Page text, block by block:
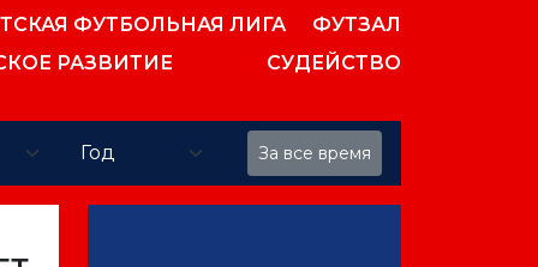
ФУТБОЛЬНАЯ ЛИГА
ФУТЗАЛ
РАЗВИТИЕ
СУДЕЙСТВО
За все время